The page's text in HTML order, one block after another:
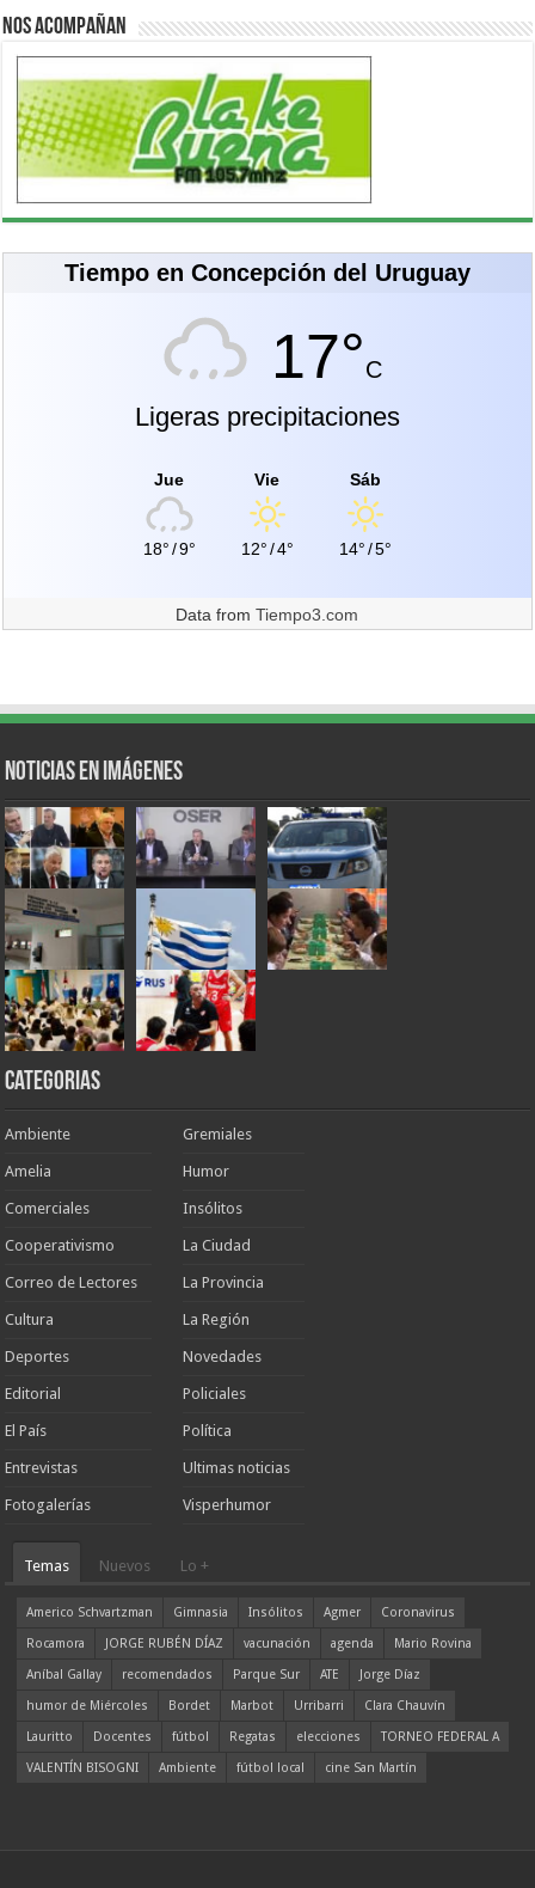
Nos acompañan
Tiempo en Concepción del Uruguay
17°C
Ligeras precipitaciones
Jue
18°/9°
Vie
12°/4°
Sáb
14°/5°
Data fromTiempo3.com
Noticias en Imágenes
Categorias
Ambiente
Amelia
Comerciales
Cooperativismo
Correo de Lectores
Cultura
Deportes
Editorial
El País
Entrevistas
Fotogalerías
Gremiales
Humor
Insólitos
La Ciudad
La Provincia
La Región
Novedades
Policiales
Política
Ultimas noticias
Visperhumor
Temas Nuevos Lo +
Americo Schvartzman Gimnasia Insólitos Agmer
Coronavirus
Rocamora
JORGE RUBÉN DÍAZ vacunación agenda
Mario Rovina
Aníbal Gallay
recomendados Parque Sur ATE
Jorge Díaz
humor de Miércoles
Bordet Marbot Urribarri
Clara Chauvín
Lauritto
Docentes fútbol Regatas elecciones
TORNEO FEDERAL A
VALENTÍN BISOGNI
Ambiente fútbol local cine San Martín